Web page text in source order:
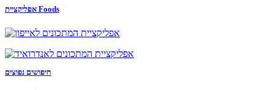
אפליקציית Foods
חיפושים נפוצים